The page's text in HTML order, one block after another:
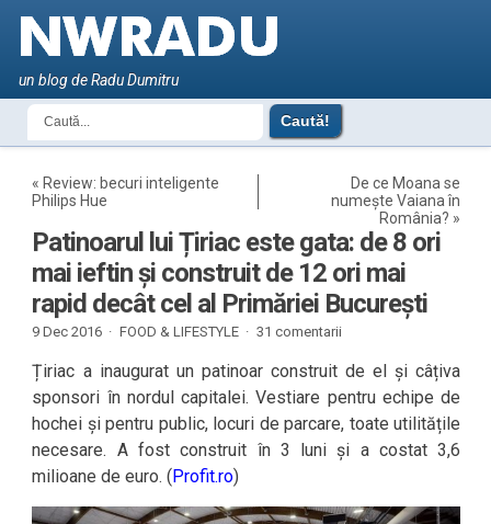
un blog de Radu Dumitru
« Review: becuri inteligente
Philips Hue
De ce Moana se
numește Vaiana în
România? »
Patinoarul lui Țiriac este gata: de 8 ori
mai ieftin și construit de 12 ori mai
rapid decât cel al Primăriei București
9 Dec 2016 · FOOD & LIFESTYLE · 31 comentarii
Țiriac a inaugurat un patinoar construit de el și câțiva
sponsori în nordul capitalei. Vestiare pentru echipe de
hochei și pentru public, locuri de parcare, toate utilitățile
necesare. A fost construit în 3 luni și a costat 3,6
milioane de euro. (Profit.ro)